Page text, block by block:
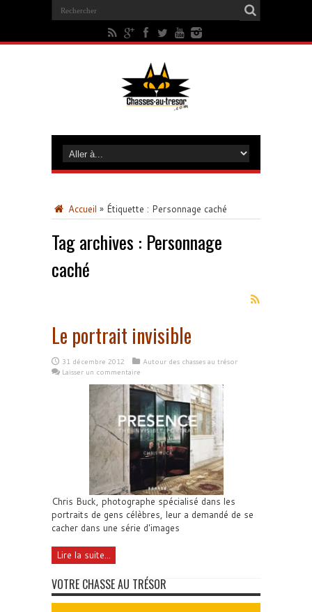
Accueil » Étiquette : Personnage caché
Tag archives : Personnage
caché
Le portrait invisible
31 décembre 2012
Autour des chasses au trésor
Laisser un commentaire
Chris Buck, photographe spécialisé dans les
portraits de gens célèbres, leur a demandé de se
cacher dans une série d'images
Lire la suite...
VOTRE CHASSE AU TRÉSOR